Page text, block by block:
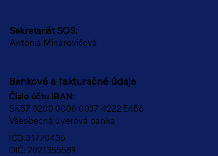
Bankové a fakturačné údaje
Číslo účtu IBAN:
SK57 0200 0000 0037 4222 5456
Všeobecná úverová banka
IČO:31770436
DIČ: 2021355589
Sekretariát SOS:
Antónia Minarovičová